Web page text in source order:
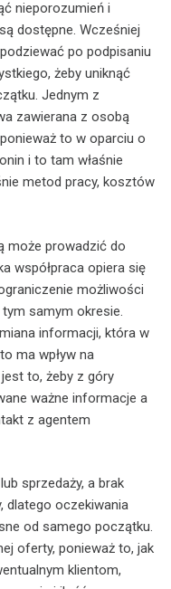
nieporozumień i
dostępne. Wcześniej
po podpisaniu
żeby uniknąć
Jednym z
zawierana z osobą
to w oparciu o
i to tam właśnie
metod pracy, kosztów
może prowadzić do
współpraca opiera się
możliwości
samym okresie.
informacji, która w
ma wpływ na
to, żeby z góry
ważne informacje a
z agentem
sprzedaży, a brak
dlatego oczekiwania
od samego początku.
oferty, ponieważ to, jak
klientom,